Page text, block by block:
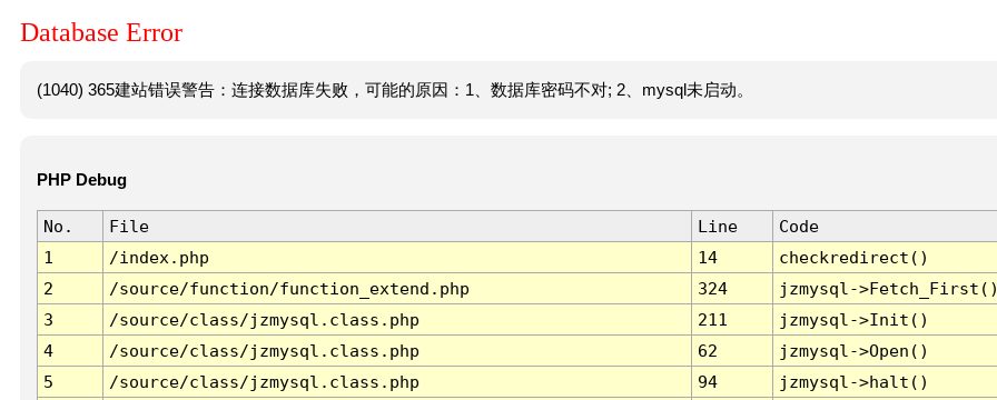
Database Error
(1040) 365建站错误警告：连接数据库失败，可能的原因：1、数据库密码不对; 2、mysql未启动。
PHP Debug
No. File Line
Code
1
/index.php 14
checkredirect()
2
/source/function/function_extend.php 324
jzmysql-
3
/source/class/jzmysql.class.php 211
jzmysql->Init()
4
/source/class/jzmysql.class.php 62
jzmysql->Open()
5
/source/class/jzmysql.class.php 94
jzmysql->halt()